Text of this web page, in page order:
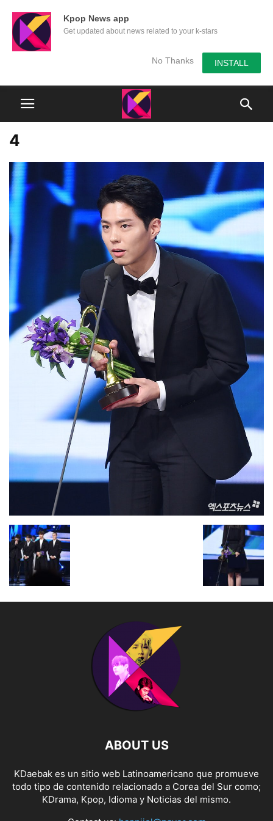
Kpop News app
Get updated about news related to your k-stars
No Thanks INSTALL
4
ABOUT US
KDaebak es un sitio web Latinoamericano que promueve
todo tipo de contenido relacionado a Corea del Sur como;
KDrama, Kpop, Idioma y Noticias del mismo.